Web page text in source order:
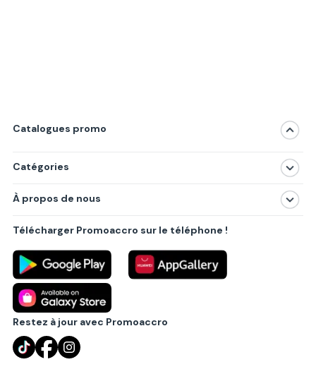
Catalogues promo
Catégories
Produits
Villes principales
À propos de nous
Politique de confidentialité
Règlements
Partenariat B2B
Blog
Contact
Télécharger Promoaccro sur le téléphone !
Restez à jour avec Promoaccro